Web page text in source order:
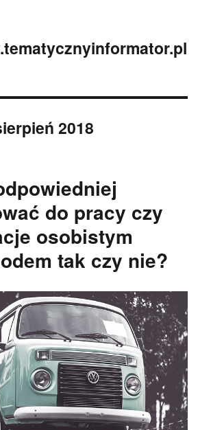
2018
do pracy czy
osobistym
tak czy nie?